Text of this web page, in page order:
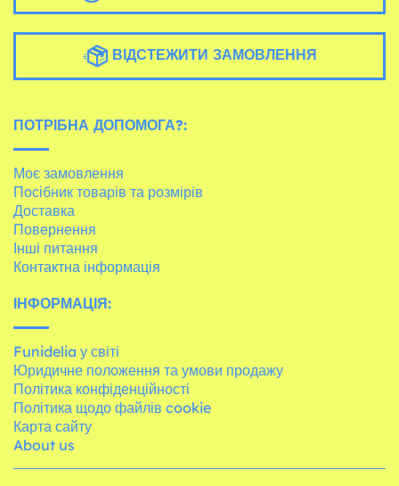
ВІДСТЕЖИТИ ЗАМОВЛЕННЯ
ПОТРІБНА ДОПОМОГА?:
Моє замовлення
Посібник товарів та розмірів
Доставка
Повернення
Інші питання
Контактна інформація
ІНФОРМАЦІЯ:
Funidelia у світі
Юридичне положення та умови продажу
Політика конфіденційності
Політика щодо файлів cookie
Карта сайту
About us